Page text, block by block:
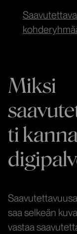
Miksi
ti
saa selkeän
vastaa